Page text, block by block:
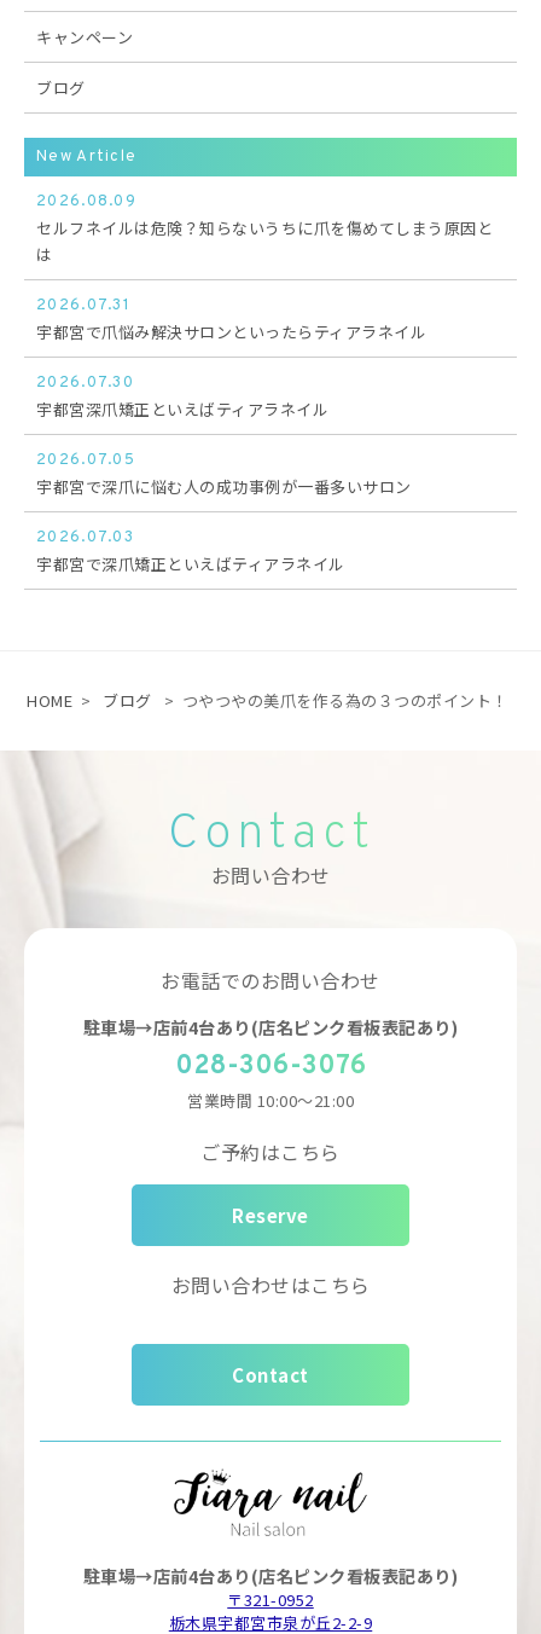
キャンペーン
ブログ
New Article
2026.08.09
セルフネイルは危険？知らないうちに爪を傷めてしまう原因と
は
2026.07.31
宇都宮で爪悩み解決サロンといったらティアラネイル
2026.07.30
宇都宮深爪矯正といえばティアラネイル
2026.07.05
宇都宮で深爪に悩む人の成功事例が一番多いサロン
2026.07.03
宇都宮で深爪矯正といえばティアラネイル
HOME > ブログ > つやつやの美爪を作る為の３つのポイント！
Contact
お問い合わせ
お電話でのお問い合わせ
駐車場→店前4台あり(店名ピンク看板表記あり)
028-306-3076
営業時間 10:00～21:00
ご予約はこちら
Reserve
お問い合わせはこちら
Contact
駐車場→店前4台あり(店名ピンク看板表記あり)
〒321-0952
栃木県宇都宮市泉が丘2-2-9